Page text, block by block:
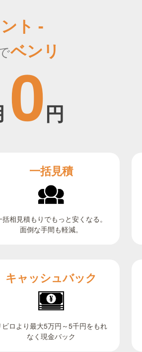
ト -
ベンリ
0円
一括見積
括相見積もりでもっと安くなる。
面倒な手間も軽減。
キャッシュバック
ビロより最大5万円～5千円をもれ
なく現金バック